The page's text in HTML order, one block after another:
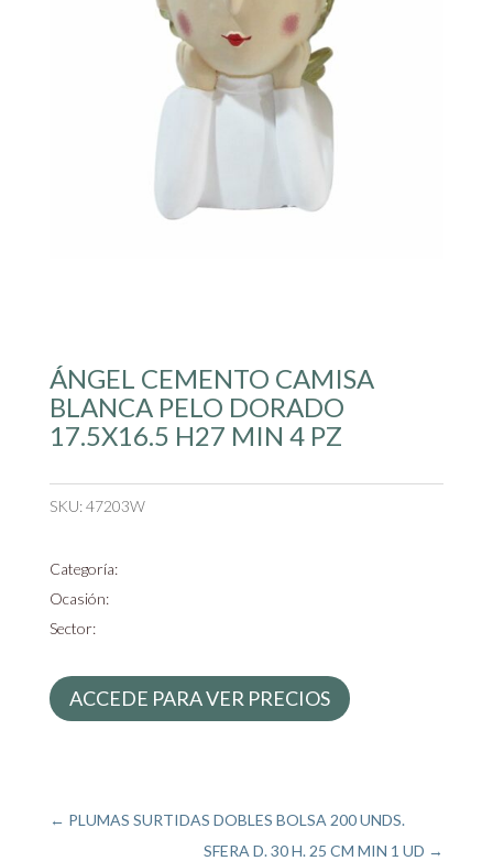
ÁNGEL CEMENTO CAMISA
BLANCA PELO DORADO
17.5X16.5 H27 MIN 4 PZ
SKU:47203W
Categoría:
Ocasión:
Sector:
ACCEDE PARA VER PRECIOS
← PLUMAS SURTIDAS DOBLES BOLSA 200 UNDS.
SFERA D. 30 H. 25 CM MIN 1 UD →